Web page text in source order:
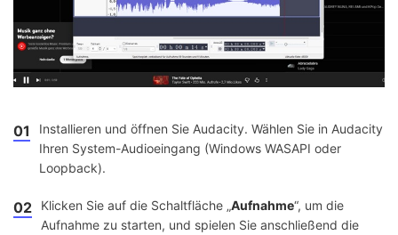
01
Installieren und öffnen Sie Audacity. Wählen Sie in Audacity
Ihren System-Audioeingang (Windows WASAPI oder
Loopback).
02 Klicken Sie auf die Schaltfläche „Aufnahme“, um die
Aufnahme zu starten, und spielen Sie anschließend die